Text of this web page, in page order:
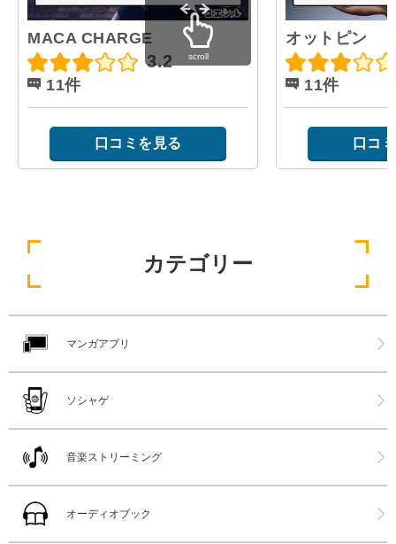
MACA CHARGE
3.2
11件
口コミを見る
オットピン
11件
口コ
scroll
カテゴリー
マンガアプリ
ソシャゲ
音楽ストリーミング
オーディオブック